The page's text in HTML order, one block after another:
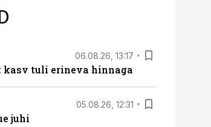
06.08.26, 13:17
kasv tuli erineva hinnaga
05.08.26, 12:31
juhi